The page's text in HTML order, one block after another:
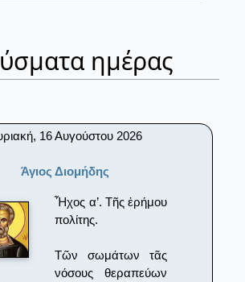
ημέρας
16 Αυγούστου 2026
Άγιος Διομήδης
Ἦχος α’. Τῆς ἐρήμου
πολίτης.
Τῶν σωμάτων τᾶς
νόσους θεραπεύων